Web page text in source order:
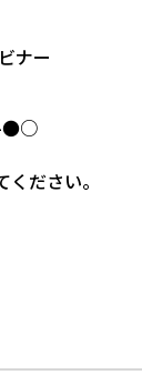
ー
●○
ださい。